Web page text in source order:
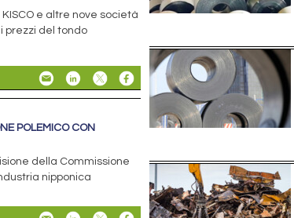
e altre nove società
prezzi del tondo
POLEMICO CON
della Commissione
nipponica